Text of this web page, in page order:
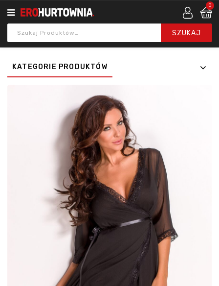
0
KATEGORIE PRODUKTÓW